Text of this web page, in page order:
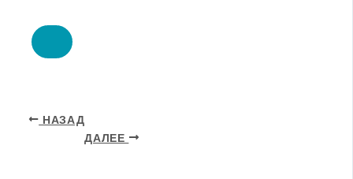
НАЗАД
ДАЛЕЕ